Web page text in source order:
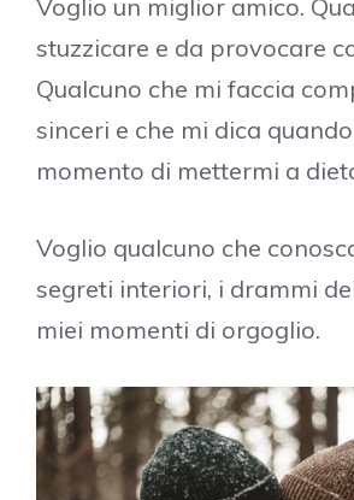
Voglio un miglior amico.
stuzzicare e da provocare
Qualcuno che mi faccia
sinceri e che mi dica
momento di mettermi a
Voglio qualcuno che
segreti interiori, i drammi
miei momenti di orgoglio.